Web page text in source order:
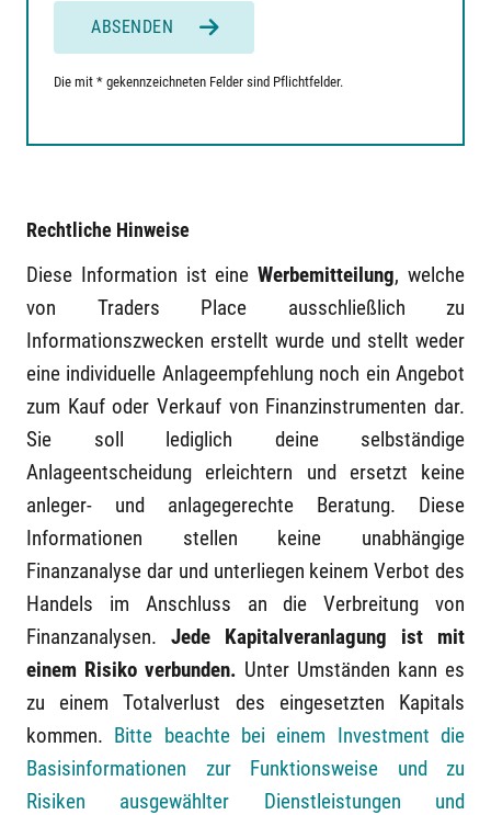
ABSENDEN
Die mit * gekennzeichneten Felder sind Pflichtfelder.
Rechtliche Hinweise
Diese Information ist eineWerbemitteilung, welche
von Traders Place ausschließlich zu
Informationszwecken erstellt wurde und stellt weder
eine individuelle Anlageempfehlung noch ein Angebot
zum Kauf oder Verkauf von Finanzinstrumenten dar.
Sie soll lediglich deine selbständige
Anlageentscheidung erleichtern und ersetzt keine
anleger- und anlagegerechte Beratung. Diese
Informationen stellen keine unabhängige
Finanzanalyse dar und unterliegen keinem Verbot des
Handels im Anschluss an die Verbreitung von
Finanzanalysen. Jede Kapitalveranlagung ist mit
einem Risiko verbunden. Unter Umständen kann es
zu einem Totalverlust des eingesetzten Kapitals
kommen. Bitte beachte bei einem Investment die
Basisinformationen zur Funktionsweise und zu
Risiken ausgewählter Dienstleistungen und